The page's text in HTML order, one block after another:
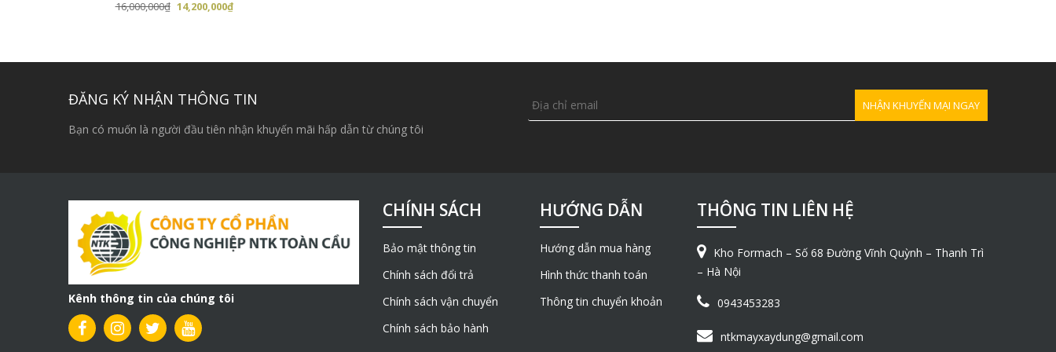
16,000,000₫ Giá
16,000,000₫.
14,200,000₫Giá
là:
ĐĂNG KÝ NHẬN THÔNG TIN
Bạn có muốn là người đầu tiên nhận khuyến mãi hấp dẫn từ chúng tôi
Kênh thông tin của chúng tôi
CHÍNH SÁCH
Bảo mật thông tin
Chính sách đổi trả
Chính sách vận chuyển
Chính sách bảo hành
HƯỚNG DẪN
Hướng dẫn mua hàng
Hình thức thanh toán
Thông tin chuyển khoản
THÔNG TIN LIÊN HỆ
Kho Formach – Số 68 Đường Vĩnh Quỳnh – Thanh Trì
– Hà Nội
0943453283
ntkmayxaydung@gmail.com